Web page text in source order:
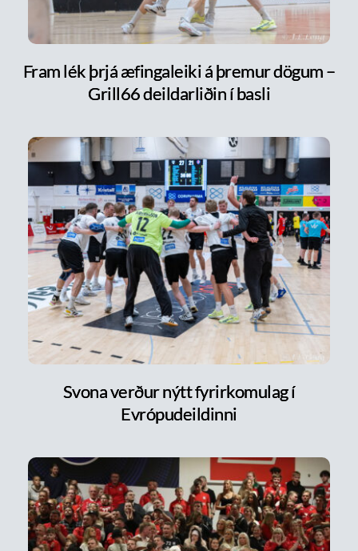
Fram lék þrjá æfingaleiki á þremur dögum –
Grill66 deildarliðin í basli
Svona verður nýtt fyrirkomulag í
Evrópudeildinni